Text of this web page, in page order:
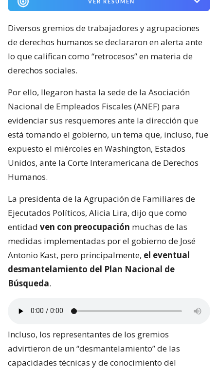
Diversos gremios de trabajadores y agrupaciones
de derechos humanos se declararon en alerta ante
lo que califican como “retrocesos” en materia de
derechos sociales.
Por ello, llegaron hasta la sede de la Asociación
Nacional de Empleados Fiscales (ANEF) para
evidenciar sus resquemores ante la dirección que
está tomando el gobierno, un tema que, incluso, fue
expuesto el miércoles en Washington, Estados
Unidos, ante la Corte Interamericana de Derechos
Humanos.
La presidenta de la Agrupación de Familiares de
Ejecutados Políticos, Alicia Lira, dijo que como
entidad ven con preocupación muchas de las
medidas implementadas por el gobierno de José
Antonio Kast, pero principalmente, el eventual
desmantelamiento del Plan Nacional de
Búsqueda.
Incluso, los representantes de los gremios
advirtieron de un “desmantelamiento” de las
capacidades técnicas y de conocimiento del